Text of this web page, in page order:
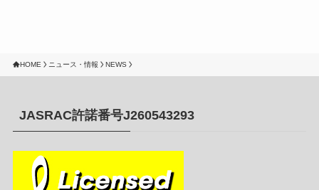
HOME ニュース・情報 NEWS
JASRAC許諾番号J260543293